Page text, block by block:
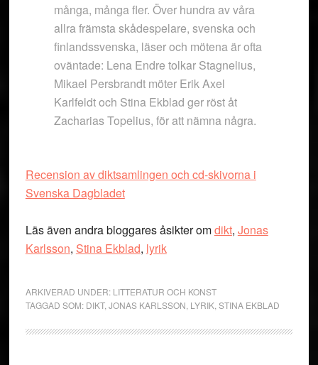
många, många fler. Över hundra av våra
allra främsta skådespelare, svenska och
finlandssvenska, läser och mötena är ofta
oväntade: Lena Endre tolkar Stagnelius,
Mikael Persbrandt möter Erik Axel
Karlfeldt och Stina Ekblad ger röst åt
Zacharias Topelius, för att nämna några.
Recension av diktsamlingen och cd-skivorna i
Svenska Dagbladet
Läs även andra bloggares åsikter omdikt, Jonas
Karlsson, Stina Ekblad, lyrik
ARKIVERAD UNDER: LITTERATUR OCH KONST
TAGGAD SOM: DIKT, JONAS KARLSSON LYRIK, STINA EKBLAD